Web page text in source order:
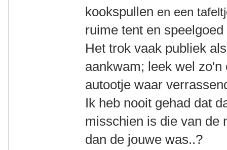
kookspullen en een
ruime tent en
Het trok vaak publiek
aankwam; leek wel
autootje waar
Ik heb nooit gehad dat
misschien is die van de
dan de jouwe was..?